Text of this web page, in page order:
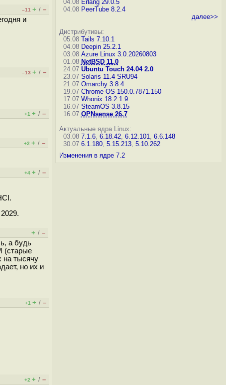
–11 + / –
и
–13 + / –
+1 + / –
+2 + / –
+4 + / –
+ / –
а будь
(старые
на тысячу
но их и
+1 + / –
+2 + / –
04.08 Erlang 29.0.5
04.08 PeerTube 8.2.4
далее>>
Дистрибутивы:
05.08 Tails 7.10.1
04.08 Deepin 25.2.1
03.08 Azure Linux 3.0.20260803
01.08 NetBSD 11.0
24.07 Ubuntu Touch 24.04 2.0
23.07 Solaris 11.4 SRU94
21.07 Omarchy 3.8.4
19.07 Chrome OS 150.0.7871.150
17.07 Whonix 18.2.1.9
16.07 SteamOS 3.8.15
16.07 OPNsense 26.7
Актуальные ядра Linux:
03.08 7.1.6, 6.18.42, 6.12.101, 6.6.148
30.07 6.1.180, 5.15.213, 5.10.262
Изменения в ядре 7.2